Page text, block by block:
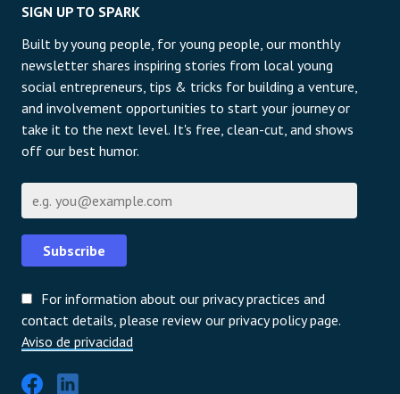
SIGN UP TO SPARK
Built by young people, for young people, our monthly
newsletter shares inspiring stories from local young
social entrepreneurs, tips & tricks for building a venture,
and involvement opportunities to start your journey or
take it to the next level. It's free, clean-cut, and shows
off our best humor.
Correo electrónico
Subscribe
For information about our privacy practices and
contact details, please review our privacy policy page.
Aviso de privacidad